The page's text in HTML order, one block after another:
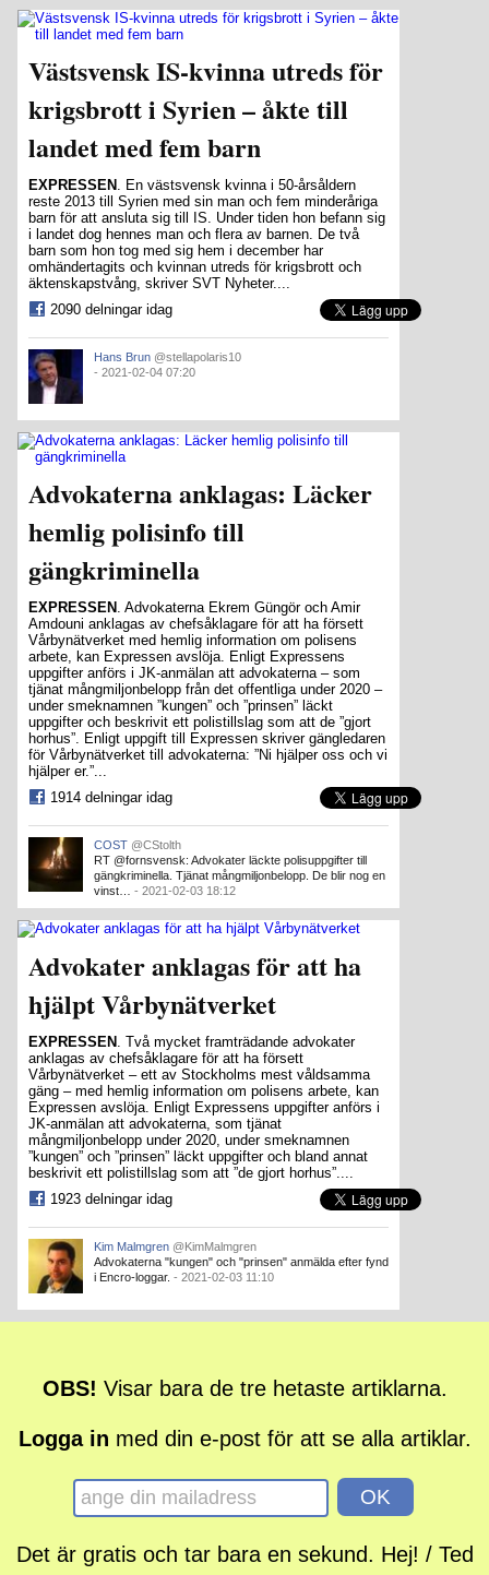
Västsvensk IS-kvinna utreds för
krigsbrott i Syrien – åkte till
landet med fem barn
EXPRESSEN . En västsvensk kvinna i 50-årsåldern
reste 2013 till Syrien med sin man och fem minderåriga
barn för att ansluta sig till IS. Under tiden hon befann sig
i landet dog hennes man och flera av barnen. De två
barn som hon tog med sig hem i december har
omhändertagits och kvinnan utreds för krigsbrott och
äktenskapstvång, skriver SVT Nyheter....
2090 delningar idag
Hans Brun @stellapolaris10
- 2021-02-04 07:20
Advokaterna anklagas: Läcker
hemlig polisinfo till
gängkriminella
EXPRESSEN . Advokaterna Ekrem Güngör och Amir
Amdouni anklagas av chefsåklagare för att ha försett
Vårbynätverket med hemlig information om polisens
arbete, kan Expressen avslöja. Enligt Expressens
uppgifter anförs i JK-anmälan att advokaterna – som
tjänat mångmiljonbelopp från det offentliga under 2020 –
under smeknamnen ”kungen” och ”prinsen” läckt
uppgifter och beskrivit ett polistillslag som att de ”gjort
horhus”. Enligt uppgift till Expressen skriver gängledaren
för Vårbynätverket till advokaterna: ”Ni hjälper oss och vi
hjälper er.”...
1914 delningar idag
COST @CStolth
RT @fornsvensk: Advokater läckte polisuppgifter till
gängkriminella. Tjänat mångmiljonbelopp. De blir nog en
vinst… - 2021-02-03 18:12
Advokater anklagas för att ha
hjälpt Vårbynätverket
EXPRESSEN . Två mycket framträdande advokater
anklagas av chefsåklagare för att ha försett
Vårbynätverket – ett av Stockholms mest våldsamma
gäng – med hemlig information om polisens arbete, kan
Expressen avslöja. Enligt Expressens uppgifter anförs i
JK-anmälan att advokaterna, som tjänat
mångmiljonbelopp under 2020, under smeknamnen
”kungen” och ”prinsen” läckt uppgifter och bland annat
beskrivit ett polistillslag som att ”de gjort horhus”....
1923 delningar idag
Kim Malmgren @KimMalmgren
Advokaterna "kungen" och "prinsen" anmälda efter fynd
i Encro-loggar. - 2021-02-03 11:10
OBS! Visar bara de tre hetaste artiklarna.
Logga in med din e-post för att se alla artiklar.
Det är gratis och tar bara en sekund. Hej! / Ted